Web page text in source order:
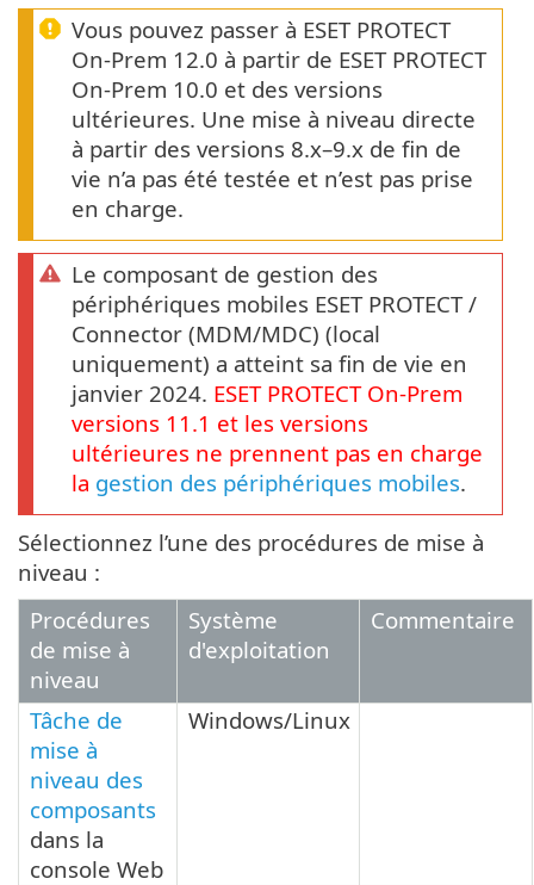
Vous pouvez passer à ESET PROTECT
On-Prem 12.0 à partir de ESET PROTECT
On-Prem 10.0 et des versions
ultérieures. Une mise à niveau directe
à partir des versions 8.x–9.x de fin de
vie n’a pas été testée et n’est pas prise
en charge.
Le composant de gestion des
périphériques mobiles ESET PROTECT /
Connector (MDM/MDC) (local
uniquement) a atteint sa fin de vie en
janvier 2024. ESET PROTECT On-Prem
versions 11.1 et les versions
ultérieures ne prennent pas en charge
la gestion des périphériques mobiles.
Sélectionnez l’une des procédures de mise à
niveau :
Procédures
de mise à
niveau
Système
d'exploitation
Commentaire
Tâche de
mise à
niveau des
composants
dans la
console Web
Windows/Linux